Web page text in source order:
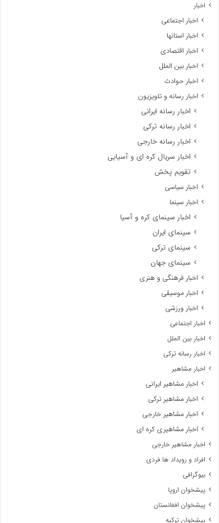
اخبار
اخبار اجتماعی
اخبار استانها
اخبار اقتصادی
اخبار بین الملل
اخبار حوادث
اخبار رسانه و تلویزیون
اخبار رسانه ایرانی
اخبار رسانه ترکی
اخبار رسانه خارجی
اخبار سریال کره ای و آسیایی
تقویم پخش
اخبار سیاسی
اخبار سینما
اخبار سینمای کره و آسیا
سینمای ایران
سینمای ترکی
سینمای جهان
اخبار فرهنگی و هنری
اخبار موسیقی
اخبار ورزشی
اخبار اجتماعی
اخبار بین الملل
اخبار رسانه ترکی
اخبار مشاهیر
اخبار مشاهیر ایرانی
اخبار مشاهیر ترکی
اخبار مشاهیر خارجی
اخبار مشاهیری کره ای
اخبار مشاهیر خارجی
افراد و رویداد ها فردی
بیوگرافی
پیشخوان اروپا
پیشخوان افغانستان
پیشخوان ترکیه